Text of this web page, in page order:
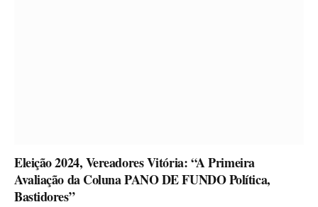
Eleição 2024, Vereadores Vitória: “A Primeira
Avaliação da Coluna PANO DE FUNDO Política,
Bastidores”